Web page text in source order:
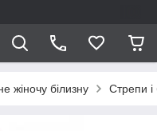
жіночу білизну Стрепи і